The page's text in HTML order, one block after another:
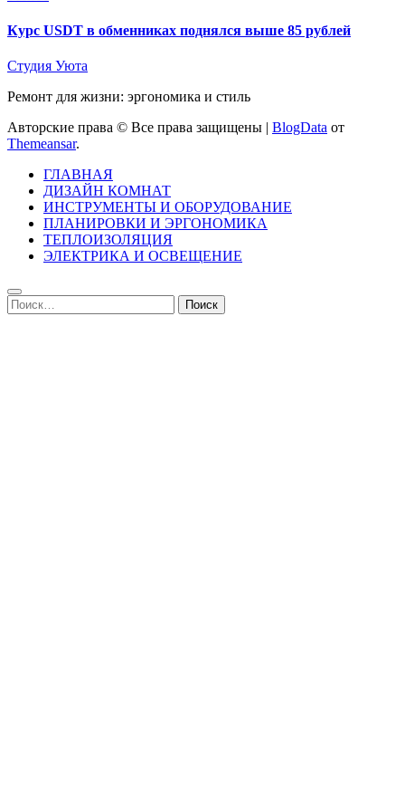
Курс USDT в обменниках поднялся выше 85 рублей
Студия Уюта
Ремонт для жизни: эргономика и стиль
Авторские права © Все права защищены | BlogData от
Themeansar.
ГЛАВНАЯ
ДИЗАЙН КОМНАТ
ИНСТРУМЕНТЫ И ОБОРУДОВАНИЕ
ПЛАНИРОВКИ И ЭРГОНОМИКА
ТЕПЛОИЗОЛЯЦИЯ
ЭЛЕКТРИКА И ОСВЕЩЕНИЕ
Найти: